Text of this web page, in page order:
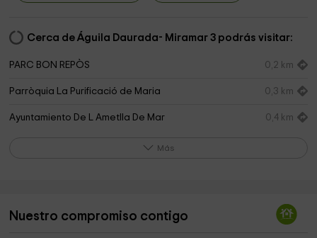
Cerca de Águila Daurada- Miramar 3 podrás visitar:
PARC BON REPÒS 0,2 km
Parròquia La Purificació de Maria 0,3 km
Ayuntamiento De L Ametlla De Mar 0,4 km
Cala Cementerio 1,1 km
Más
Nuestro compromiso contigo